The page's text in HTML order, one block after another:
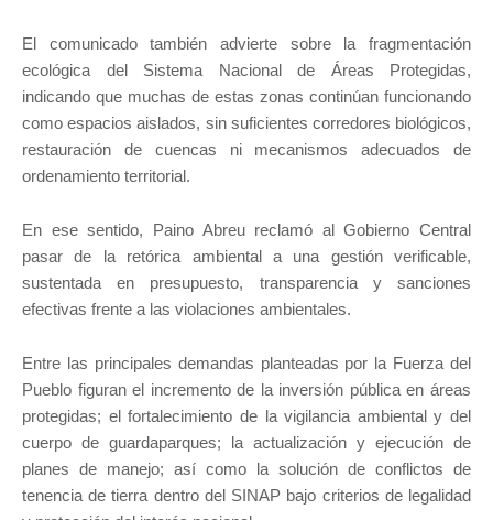
El comunicado también advierte sobre la fragmentación
ecológica del Sistema Nacional de Áreas Protegidas,
indicando que muchas de estas zonas continúan funcionando
como espacios aislados, sin suficientes corredores biológicos,
restauración de cuencas ni mecanismos adecuados de
ordenamiento territorial.
En ese sentido, Paino Abreu reclamó al Gobierno Central
pasar de la retórica ambiental a una gestión verificable,
sustentada en presupuesto, transparencia y sanciones
efectivas frente a las violaciones ambientales.
Entre las principales demandas planteadas por la Fuerza del
Pueblo figuran el incremento de la inversión pública en áreas
protegidas; el fortalecimiento de la vigilancia ambiental y del
cuerpo de guardaparques; la actualización y ejecución de
planes de manejo; así como la solución de conflictos de
tenencia de tierra dentro del SINAP bajo criterios de legalidad